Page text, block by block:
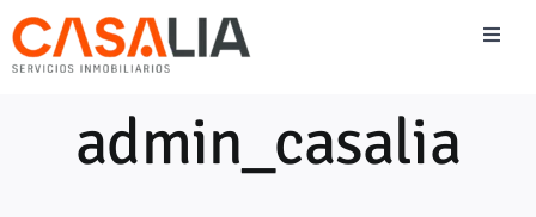
Saltar
al
contenido
admin_casalia